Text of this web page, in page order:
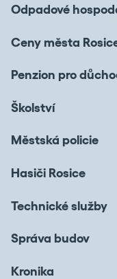
Odpadové
Ceny města
Penzion pro
Školství
Městská policie
Hasiči Rosice
Technické služby
Správa budov
Kronika